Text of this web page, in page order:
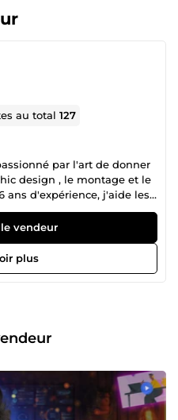
au total127
par l'art de donner
design , le montage et le
ans d'expérience, j'aide les
leur histoire de manière
choisir ? Créativité
mesure. Collaboration
reconnues. Engagement à
délais. Que ce soit
vendeur
plus